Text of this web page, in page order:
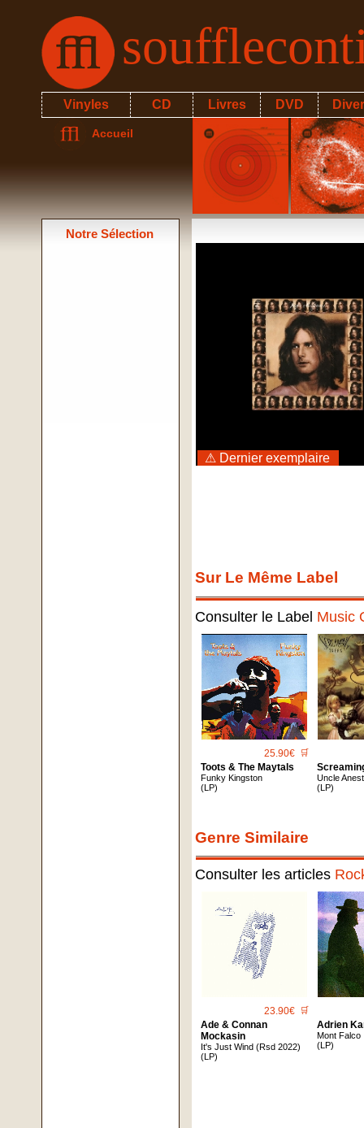
Vinyles CD Livres DVD
Accueil
Notre Sélection
⚠ Dernier exemplaire
Sur Le Même Label
Consulter le Label Music
25.90€ 🛒
Toots & The Maytals
Funky Kingston
(LP)
Uncle
(LP)
Genre Similaire
Consulter les articles
23.90€ 🛒
Ade & Connan
Mockasin
It's Just Wind (Rsd 2022)
(LP)
Adrien
Mont Falco
(LP)